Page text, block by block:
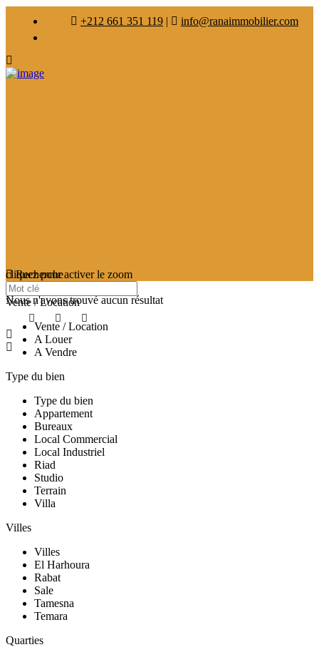
+212 661 351 119 | info@ranaimmobilier.com
cliquez pour activer le zoom
searching...
Nous n'avons trouvé aucun résultat
Recherche
Vente / Location
Vente / Location
A Louer
A Vendre
Type du bien
Type du bien
Appartement
Bureaux
Local Commercial
Local Industriel
Riad
Studio
Terrain
Villa
Villes
Villes
El Harhoura
Rabat
Sale
Tamesna
Temara
Quarties